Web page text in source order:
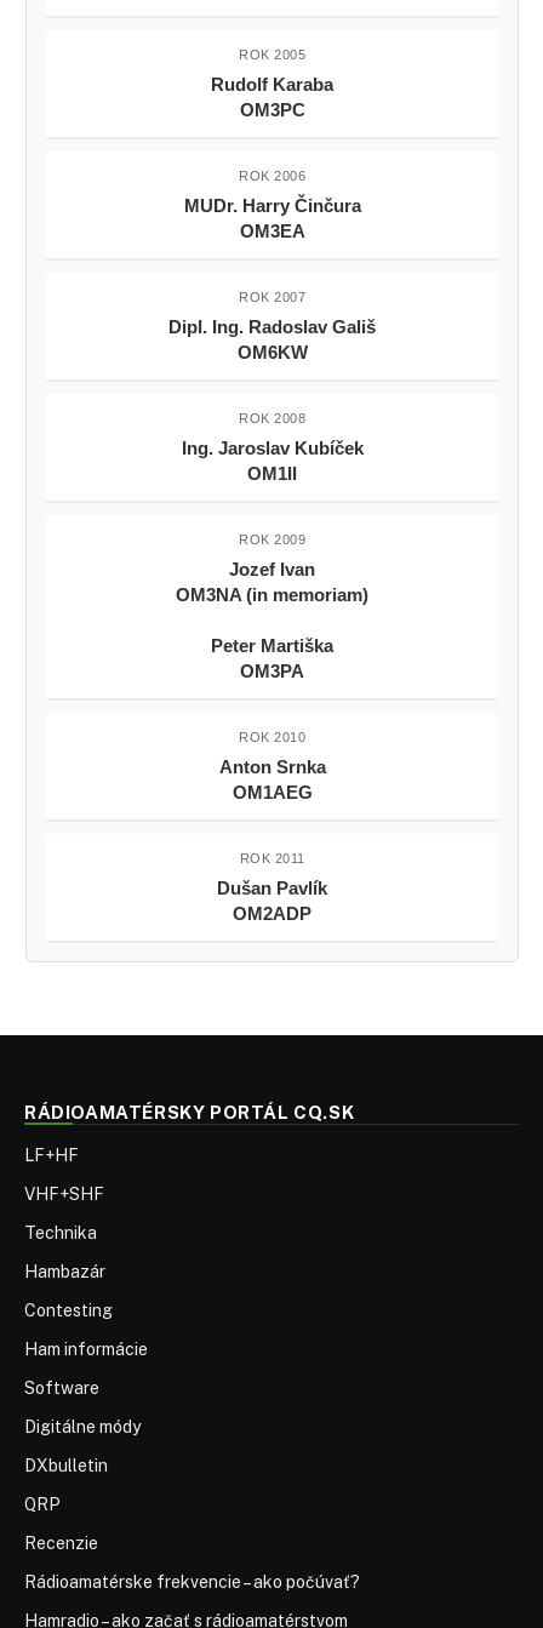
ROK 2005
Rudolf Karaba
OM3PC
ROK 2006
MUDr. Harry Činčura
OM3EA
ROK 2007
Dipl. Ing. Radoslav Gališ
OM6KW
ROK 2008
Ing. Jaroslav Kubíček
OM1II
ROK 2009
Jozef Ivan
OM3NA (in memoriam)
Peter Martiška
OM3PA
ROK 2010
Anton Srnka
OM1AEG
ROK 2011
Dušan Pavlík
OM2ADP
RÁDIOAMATÉRSKY PORTÁL CQ.SK
LF+HF
VHF+SHF
Technika
Hambazár
Contesting
Ham informácie
Software
Digitálne módy
DXbulletin
QRP
Recenzie
Rádioamatérske frekvencie – ako počúvať?
Hamradio – ako začať s rádioamatérstvom